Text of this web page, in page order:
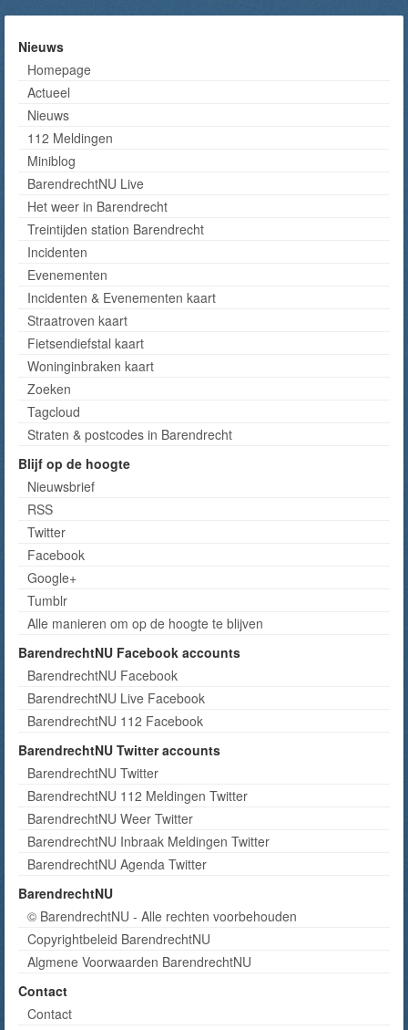
Nieuws
Homepage
Actueel
Nieuws
112 Meldingen
Miniblog
BarendrechtNU Live
Het weer in Barendrecht
Treintijden station Barendrecht
Incidenten
Evenementen
Incidenten & Evenementen kaart
Straatroven kaart
Fietsendiefstal kaart
Woninginbraken kaart
Zoeken
Tagcloud
Straten & postcodes in Barendrecht
Blijf op de hoogte
Nieuwsbrief
RSS
Twitter
Facebook
Google+
Tumblr
Alle manieren om op de hoogte te blijven
BarendrechtNU Facebook accounts
BarendrechtNU Facebook
BarendrechtNU Live Facebook
BarendrechtNU 112 Facebook
BarendrechtNU Twitter accounts
BarendrechtNU Twitter
BarendrechtNU 112 Meldingen Twitter
BarendrechtNU Weer Twitter
BarendrechtNU Inbraak Meldingen Twitter
BarendrechtNU Agenda Twitter
BarendrechtNU
© BarendrechtNU - Alle rechten voorbehouden
Copyrightbeleid BarendrechtNU
Algmene Voorwaarden BarendrechtNU
Contact
Contact